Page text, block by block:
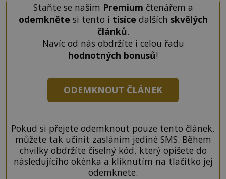
Staňte se naším Premium čtenářem a
odemkněte si tento i tisíce dalších skvělých
článků.
Navíc od nás obdržíte i celou řadu
hodnotných bonusů!
ODEMKNOUT ČLÁNEK
Pokud si přejete odemknout pouze tento článek,
můžete tak učinit zasláním jediné SMS. Během
chvilky obdržíte číselný kód, který opíšete do
následujícího okénka a kliknutím na tlačítko jej
odemknete.